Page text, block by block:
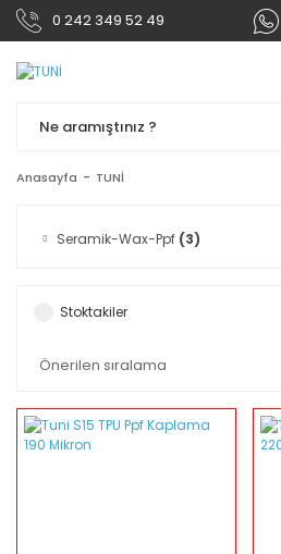
0 242 349 52 49
Anasayfa TUNİ
Seramik-Wax-Ppf (3)
Stoktakiler